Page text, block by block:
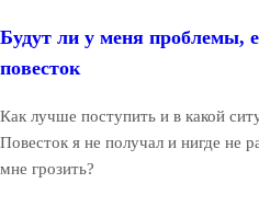
Будут ли у меня проблемы,
повесток
Как лучше поступить и в какой
Повесток я не получал и нигде не
мне грозить?